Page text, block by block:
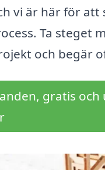
vi är här för att
Ta steget
och begär
gratis och